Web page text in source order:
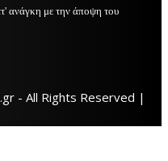
ανάγκη με την άποψη του
- All Rights Reserved |